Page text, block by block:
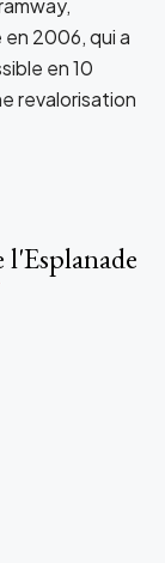
2006, qui a
en 10
revalorisation